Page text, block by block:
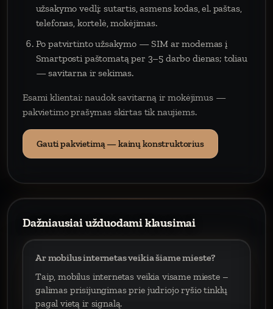
užsakymo vedlį: sutartis, asmens kodas, el. paštas,
telefonas, kortelė, mokėjimas.
Po patvirtinto užsakymo — SIM ar modemas į
Smartposti paštomatą per 3–5 darbo dienas; toliau
— savitarna ir sekimas.
Esami klientai: naudok savitarną ir mokėjimus —
pakvietimo prašymas skirtas tik naujiems.
Gauti pakvietimą — kainų konstruktorius
Dažniausiai užduodami klausimai
Ar mobilus internetas veikia šiame mieste?
Taip, mobilus internetas veikia visame mieste –
galimas prisijungimas prie judriojo ryšio tinklų
pagal vietą ir signalą.